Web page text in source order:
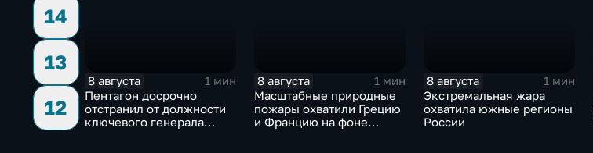
14
13
12
8 августа
1 мин
Пентагон досрочно
отстранил от должности
ключевого генерала
8 августа
1 мин
Масштабные природные
пожары охватили Грецию
и Францию на фоне
8 августа
1 мин
Экстремальная жара
охватила южные регионы
России